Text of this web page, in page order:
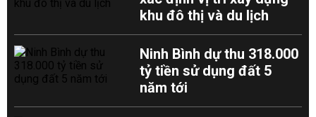
khu đô thị và du lịch
Ninh Bình dự thu 318.000
tỷ tiền sử dụng đất 5
năm tới